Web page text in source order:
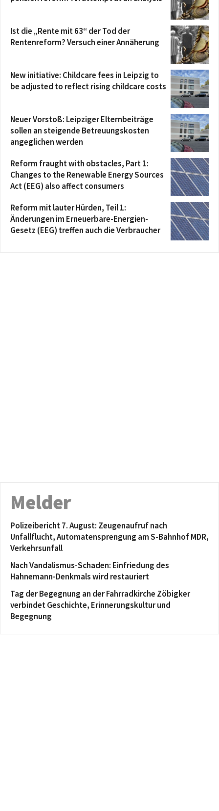
Ist die „Rente mit 63“ der Tod der
Rentenreform? Versuch einer Annäherung
New initiative: Childcare fees in Leipzig to
be adjusted to reflect rising childcare costs
Neuer Vorstoß: Leipziger Elternbeiträge
sollen an steigende Betreuungskosten
angeglichen werden
Reform fraught with obstacles, Part 1:
Changes to the Renewable Energy Sources
Act (EEG) also affect consumers
Reform mit lauter Hürden, Teil 1:
Änderungen im Erneuerbare-Energien-
Gesetz (EEG) treffen auch die Verbraucher
Melder
Polizeibericht 7. August: Zeugenaufruf nach
Unfallflucht, Automatensprengung am S-Bahnhof MDR,
Verkehrsunfall
Nach Vandalismus-Schaden: Einfriedung des
Hahnemann-Denkmals wird restauriert
Tag der Begegnung an der Fahrradkirche Zöbigker
verbindet Geschichte, Erinnerungskultur und
Begegnung